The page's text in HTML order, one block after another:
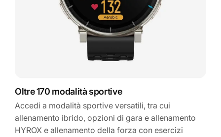
Oltre 170 modalità sportive
Accedi a modalità sportive versatili, tra cui
allenamento ibrido, opzioni di gara e allenamento
HYROX e allenamento della forza con esercizi